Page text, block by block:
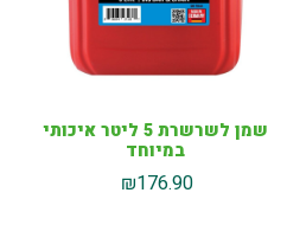
שמן לשרשרת 5 ליטר איכותי
במיוחד
₪176.90